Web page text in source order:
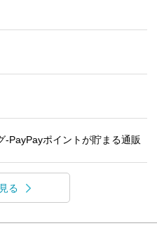
-PayPayポイントが貯まる通販
る